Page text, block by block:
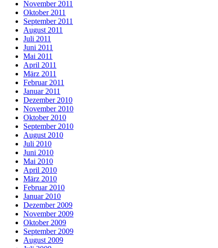
November 2011
Oktober 2011
September 2011
August 2011
Juli 2011
Juni 2011
Mai 2011
April 2011
März 2011
Februar 2011
Januar 2011
Dezember 2010
November 2010
Oktober 2010
September 2010
August 2010
Juli 2010
Juni 2010
Mai 2010
April 2010
März 2010
Februar 2010
Januar 2010
Dezember 2009
November 2009
Oktober 2009
September 2009
August 2009